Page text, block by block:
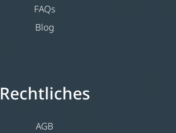
FAQs
Blog
Rechtliches
AGB